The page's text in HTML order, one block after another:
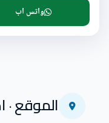
واتس اب
الموقع ·